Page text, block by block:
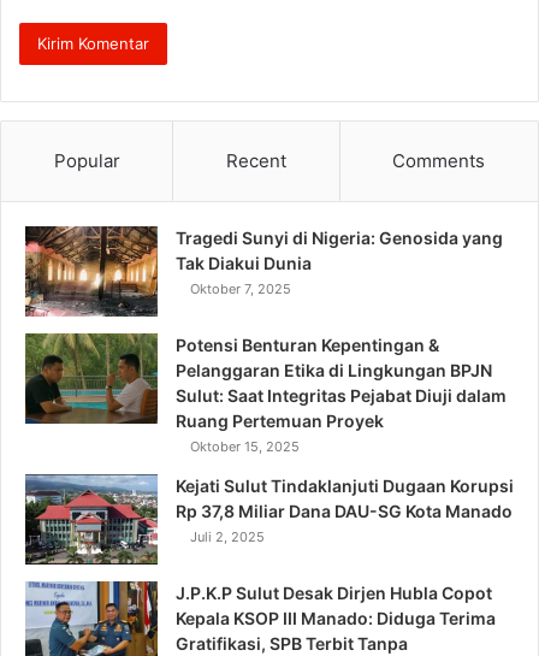
Popular Recent Comments
Tragedi Sunyi di Nigeria: Genosida yang
Tak Diakui Dunia
Oktober 7, 2025
Potensi Benturan Kepentingan &
Pelanggaran Etika di Lingkungan BPJN
Sulut: Saat Integritas Pejabat Diuji dalam
Ruang Pertemuan Proyek
Oktober 15, 2025
Kejati Sulut Tindaklanjuti Dugaan Korupsi
Rp 37,8 Miliar Dana DAU-SG Kota Manado
Juli 2, 2025
J.P.K.P Sulut Desak Dirjen Hubla Copot
Kepala KSOP III Manado: Diduga Terima
Gratifikasi, SPB Terbit Tanpa